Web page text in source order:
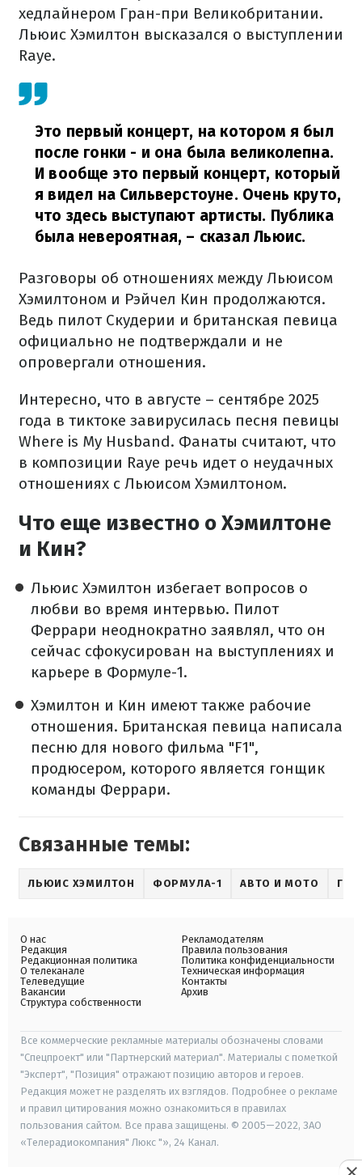
хедлайнером Гран-при Великобритании.
Льюис Хэмилтон высказался о выступлении
Raye.
Это первый концерт, на котором я был
после гонки - и она была великолепна.
И вообще это первый концерт, который
я видел на Сильверстоуне. Очень круто,
что здесь выступают артисты. Публика
была невероятная, – сказал Льюис.
Разговоры об отношениях между Льюисом
Хэмилтоном и Рэйчел Кин продолжаются.
Ведь пилот Скудерии и британская певица
официально не подтверждали и не
опровергали отношения.
Интересно, что в августе – сентябре 2025
года в тиктоке завирусилась песня певицы
Where is My Husband. Фанаты считают, что
в композиции Raye речь идет о неудачных
отношениях с Льюисом Хэмилтоном.
Что еще известно о Хэмилтоне
и Кин?
Льюис Хэмилтон избегает вопросов о
любви во время интервью. Пилот
Феррари неоднократно заявлял, что он
сейчас сфокусирован на выступлениях и
карьере в Формуле-1.
Хэмилтон и Кин имеют также рабочие
отношения. Британская певица написала
песню для нового фильма "F1",
продюсером, которого является гонщик
команды Феррари.
Связанные темы:
ЛЬЮИС ХЭМИЛТОН ФОРМУЛА-1 АВТО И МОТО
О нас
Редакция
Редакционная политика
О телеканале
Телеведущие
Вакансии
Структура собственности
Рекламодателям
Правила пользования
Политика конфиденциальности
Техническая информация
Контакты
Архив
Все коммерческие рекламные материалы обозначены словами
"Спецпроект" или "Партнерский материал". Материалы с пометкой
"Эксперт", "Позиция" отражают позицию авторов и героев.
Редакция может не разделять их взглядов. Подробнее о рекламе
и правил цитирования можно ознакомиться в правилах
пользования сайтом. Все права защищены. © 2005—2022, ЗАО
«Телерадиокомпания" Люкс "», 24 Канал.